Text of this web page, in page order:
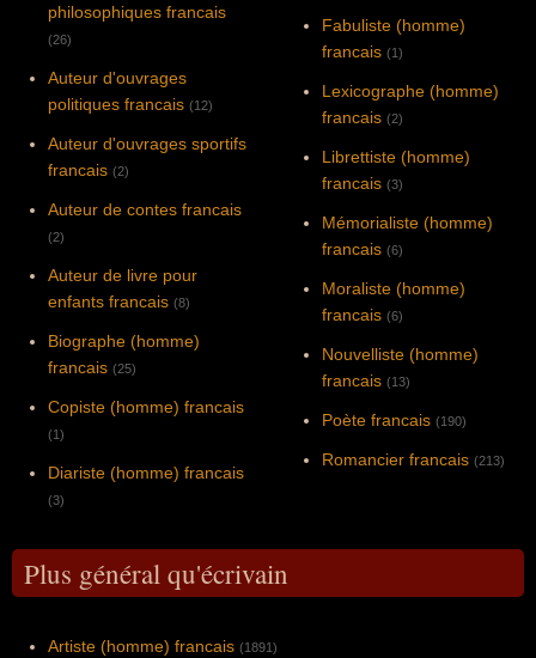
philosophiques francais
(26)
Auteur d'ouvrages
politiques francais (12)
Auteur d'ouvrages sportifs
francais (2)
Auteur de contes francais
(2)
Auteur de livre pour
enfants francais (8)
Biographe (homme)
francais (25)
Copiste (homme) francais
(1)
Diariste (homme) francais
(3)
Fabuliste (homme)
francais (1)
Lexicographe (homme)
francais (2)
Librettiste (homme)
francais (3)
Mémorialiste (homme)
francais (6)
Moraliste (homme)
francais (6)
Nouvelliste (homme)
francais (13)
Poète francais (190)
Romancier francais (213)
Plus général qu'écrivain
Artiste (homme) francais (1891)